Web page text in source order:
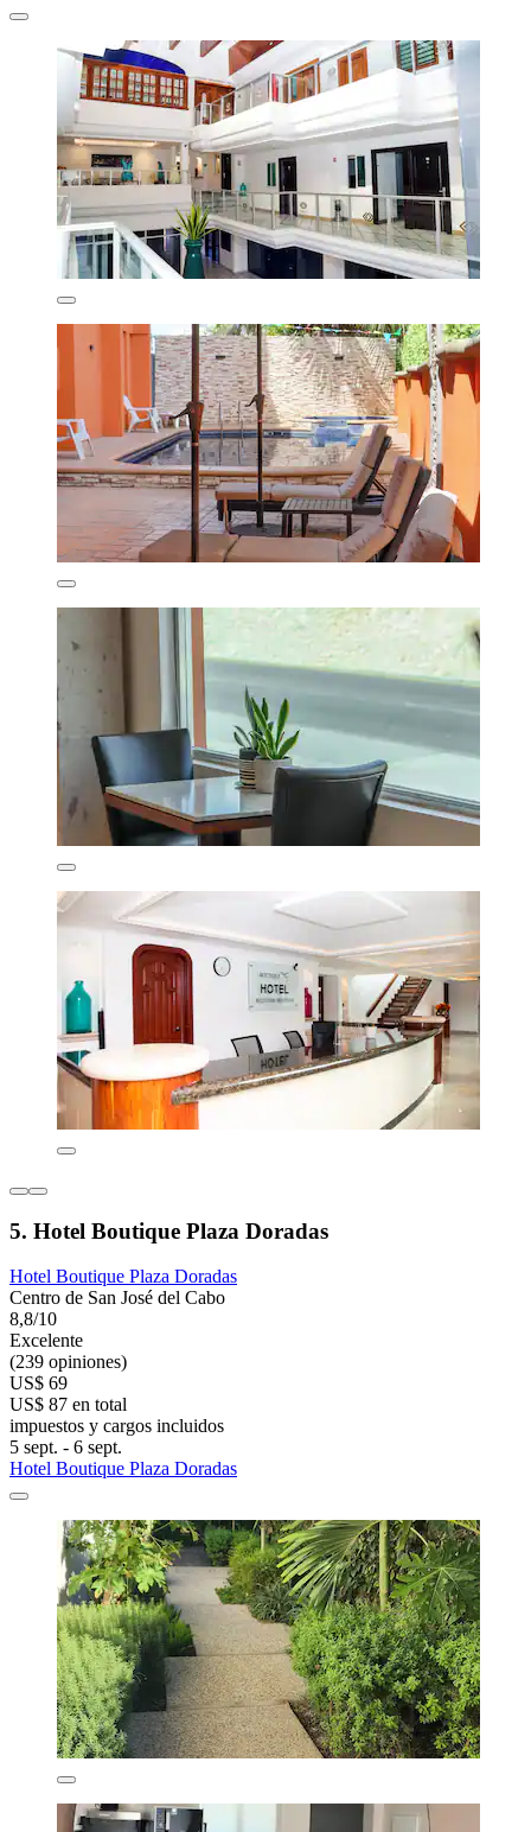
5. Hotel Boutique Plaza Doradas
Hotel Boutique Plaza Doradas
Centro de San José del Cabo
8,8/10
Excelente
(239 opiniones)
US$ 69
US$ 87 en total
impuestos y cargos incluidos
5 sept. - 6 sept.
Hotel Boutique Plaza Doradas